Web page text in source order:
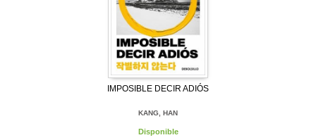
IMPOSIBLE DECIR ADIÓS
KANG, HAN
Disponible